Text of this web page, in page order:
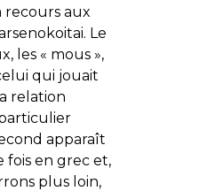
recours aux
. Le
les « mous »,
qui jouait
relation
apparaît
fois en grec et,
plus loin,